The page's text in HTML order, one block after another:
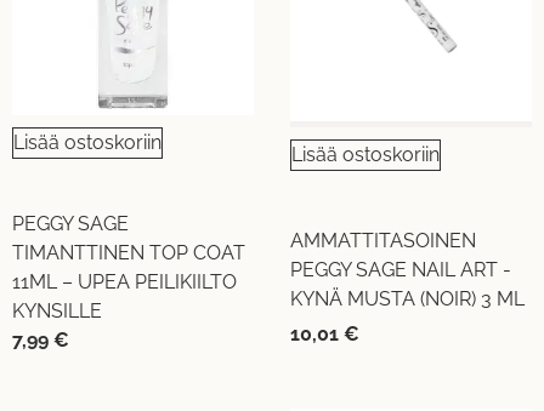
Lisää ostoskoriin
PEGGY SAGE
TIMANTTINEN TOP COAT
11ML – UPEA PEILIKIILTO
KYNSILLE
7,99 €
Lisää ostoskoriin
AMMATTITASOINEN
PEGGY SAGE NAIL ART -
KYNÄ MUSTA (NOIR) 3 ML
10,01 €